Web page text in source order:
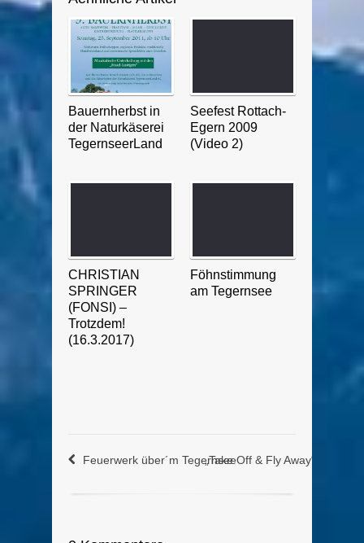
Bauernherbst in
der Naturkäserei
TegernseerLand
Seefest Rottach-
Egern 2009
(Video 2)
CHRISTIAN
SPRINGER
(FONSI) –
Trotzdem!
(16.3.2017)
Föhnstimmung
am Tegernsee
Feuerwerk über´m Tegernsee„Take Off & Fly Away“ –